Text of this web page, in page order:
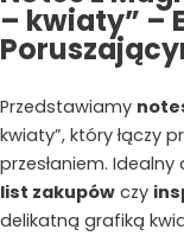
– kwiaty” –
Przedstawiamy
kwiaty”, który łączy
przesłaniem.
list zakupów czy
delikatną grafiką